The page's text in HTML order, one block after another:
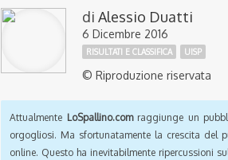
di Alessio Duatti
6 Dicembre 2016
RISULTATI E CLASSIFICA UISP
© Riproduzione riservata
Attualmente LoSpallino.comraggiunge un
orgogliosi. Ma sfortunatamente la crescita del
online. Questo ha inevitabilmente ripercussioni